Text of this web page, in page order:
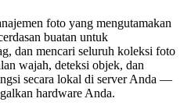
foto yang mengutamakan
buatan untuk
dan mencari seluruh koleksi foto
wajah, deteksi objek, dan
secara lokal di server Anda —
hardware Anda.